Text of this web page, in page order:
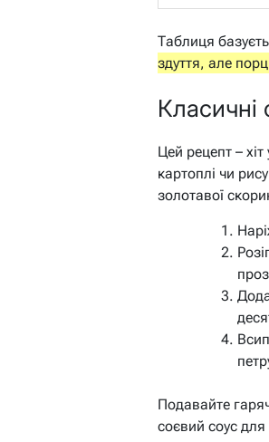
Таблиця
здуття, але
Класичні
Цей рецепт – хіт
картоплі чи
золотавої
Подавайте
соєвий соус для